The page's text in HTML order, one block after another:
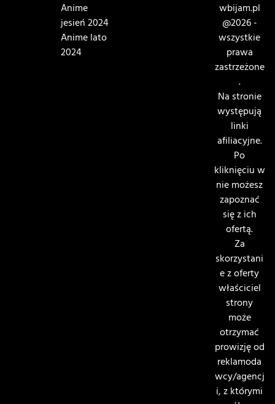
Anime
jesień 2024
Anime lato
2024
wbijam.pl
@2026 -
wszystkie
prawa
zastrzeżone
.
Na stronie
występują
linki
afiliacyjne.
Po
kliknięciu w
nie możesz
zapoznać
się z ich
ofertą.
Za
skorzystani
e z oferty
właściciel
strony
może
otrzymać
prowizję od
reklamoda
wcy/agencj
i, z którymi